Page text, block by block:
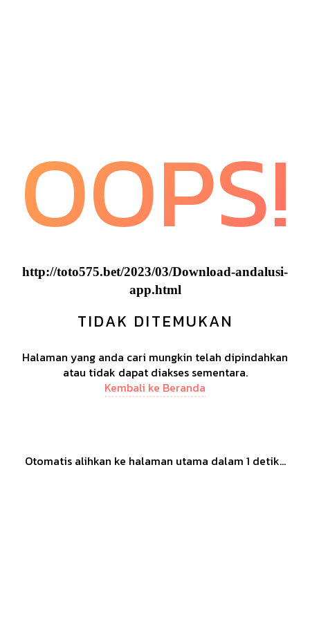
OOPS!
http://toto575.bet/2023/03/Download-andalusi-
app.html
TIDAK DITEMUKAN
Halaman yang anda cari mungkin telah dipindahkan
atau tidak dapat diakses sementara.
Kembali ke Beranda
Otomatis alihkan ke halaman utama dalam 1 detik...